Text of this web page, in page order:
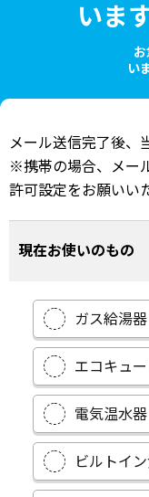
いま
い
メール送信完了後、
※携帯の場合、メー
許可設定をお願いい
現在お使いのもの
ガス給湯器
エコキュー
電気温水器
ビルトイ